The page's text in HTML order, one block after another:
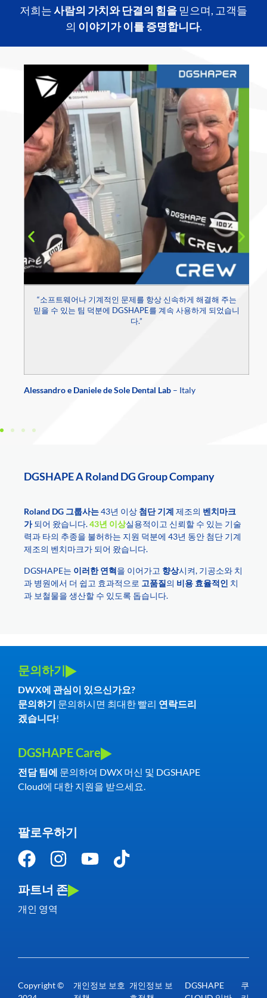
저희는사람의 가치와 단결의 힘을 믿으며, 고객들
의 이야기가 이를 증명합니다.
“소프트웨어나 기계적인 문제를 항상 신속하게 해결해 주는
믿을 수 있는 팀 덕분에 DGSHAPE를 계속 사용하게 되었습니
다.”
Alessandro e Daniele de Sole Dental Lab – Italy
DGSHAPE A Roland DG Group Company
Roland DG 그룹사는43년 이상 첨단 기계 제조의 벤치마크
가되어 왔습니다.43년 이상실용적이고 신뢰할 수 있는 기술
력과 타의 추종을 불허하는 지원 덕분에 43년 동안 첨단 기계
제조의 벤치마크가 되어 왔습니다.
DGSHAPE는 이러한 연혁을 이어가고 향상시켜, 기공소와 치
과 병원에서 더 쉽고 효과적으로 고품질의 비용 효율적인 치
과 보철물을 생산할 수 있도록 돕습니다.
문의하기
DWX에 관심이 있으신가요?
문의하기 문의하시면 최대한 빨리 연락드리
겠습니다!
DGSHAPE Care
전담 팀에 문의하여 DWX 머신 및 DGSHAPE
Cloud에 대한 지원을 받으세요.
팔로우하기
파트너 존
개인 영역
Copyright ©
개인정보 보호 개인정보 보
DGSHAPE
쿠